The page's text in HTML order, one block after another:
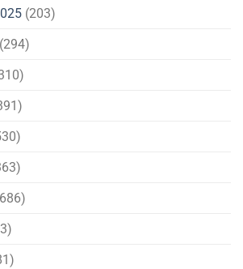
(203)
(294)